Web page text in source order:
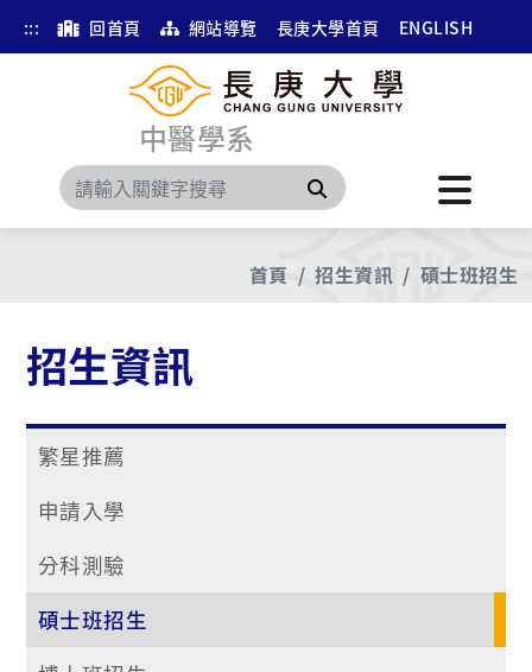
::: 回首頁 網站導覽 長庚大學首頁 ENGLISH
中醫學系
搜尋
首頁 招生資訊 碩士班招生
招生資訊
繁星推薦
申請入學
分科測驗
碩士班招生